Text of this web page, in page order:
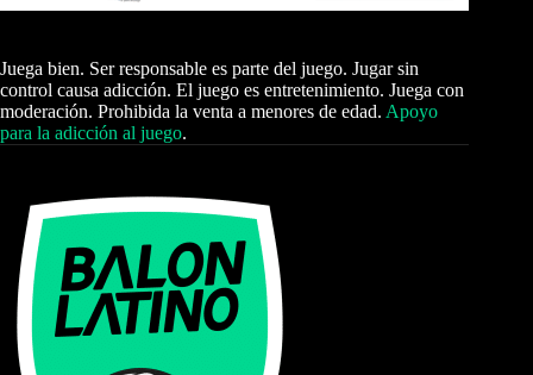
Juega bien. Ser responsable es parte del juego. Jugar sin
control causa adicción. El juego es entretenimiento. Juega con
moderación. Prohibida la venta a menores de edad. Apoyo
para la adicción al juego.